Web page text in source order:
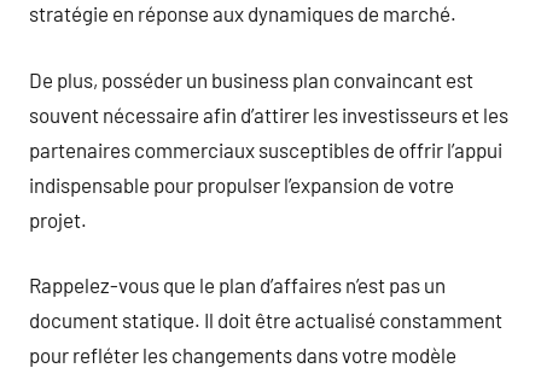
stratégie en réponse aux dynamiques de marché.
De plus, posséder un business plan convaincant est
souvent nécessaire afin d’attirer les investisseurs et les
partenaires commerciaux susceptibles de offrir l’appui
indispensable pour propulser l’expansion de votre
projet.
Rappelez-vous que le plan d’affaires n’est pas un
document statique. Il doit être actualisé constamment
pour refléter les changements dans votre modèle